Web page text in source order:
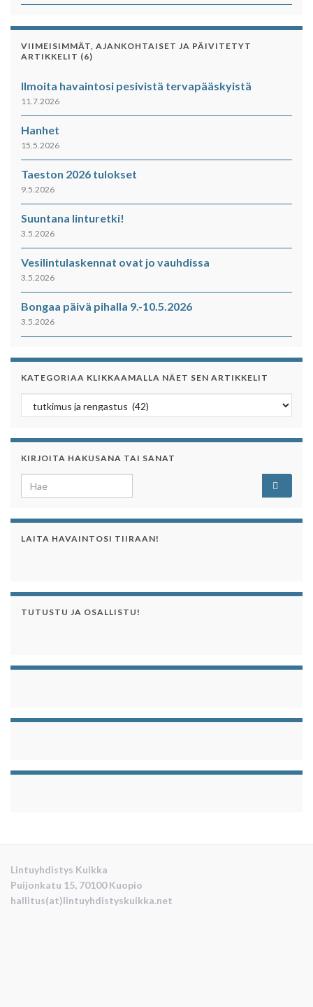
VIIMEISIMMÄT, AJANKOHTAISET JA PÄIVITETYT
ARTIKKELIT (6)
Ilmoita havaintosi pesivistä tervapääskyistä
11.7.2026
Hanhet
15.5.2026
Taeston 2026 tulokset
9.5.2026
Suuntana linturetki!
3.5.2026
Vesilintulaskennat ovat jo vauhdissa
3.5.2026
Bongaa päivä pihalla 9.-10.5.2026
3.5.2026
KATEGORIAA KLIKKAAMALLA NÄET SEN ARTIKKELIT
Kategoriaa klikkaamalla näet sen artikkelit
KIRJOITA HAKUSANA TAI SANAT
Search for:
LAITA HAVAINTOSI TIIRAAN!
TUTUSTU JA OSALLISTU!
Lintuyhdistys Kuikka
Puijonkatu 15, 70100 Kuopio
hallitus(at)lintuyhdistyskuikka.net